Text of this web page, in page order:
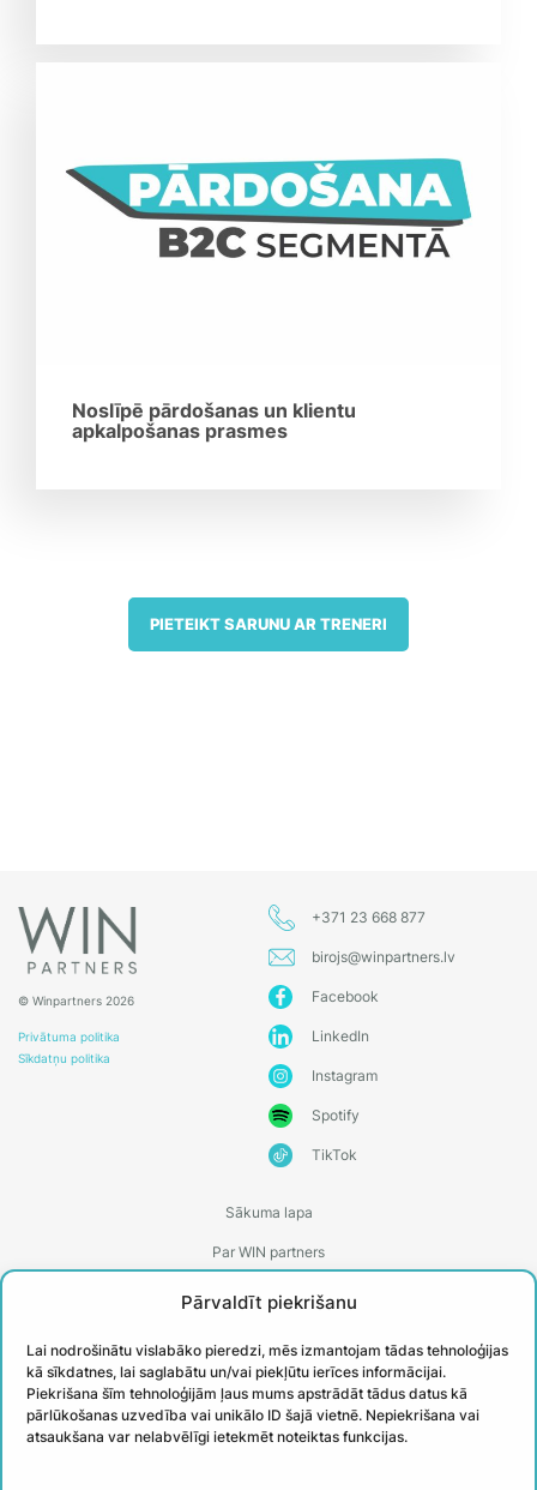
Pārvaldīt piekrišanu
Lai nodrošinātu vislabāko pieredzi, mēs izmantojam tādas tehnoloģijas
kā sīkdatnes, lai saglabātu un/vai piekļūtu ierīces informācijai.
Piekrišana šīm tehnoloģijām ļaus mums apstrādāt tādus datus kā
pārlūkošanas uzvedība vai unikālo ID šajā vietnē. Nepiekrišana vai
atsaukšana var nelabvēlīgi ietekmēt noteiktas funkcijas.
Noslīpē pārdošanas un klientu
apkalpošanas prasmes
PIETEIKT SARUNU AR TRENERI
© Winpartners 2026
Privātuma politika
Sīkdatņu politika
+371 23 668 877
birojs@winpartners.lv
Facebook
LinkedIn
Instagram
Spotify
TikTok
Sākuma lapa
Par WIN partners
Treneri
Biežāk uzdotie jautājumi
Īstenotie projekti